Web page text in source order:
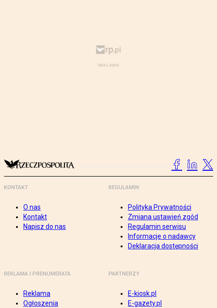
KONTAKT
O nas
Kontakt
Napisz do nas
REGULAMIN
Polityka Prywatności
Zmiana ustawień zgód
Regulamin serwisu
Informacje o nadawcy
Deklaracja dostępności
REKLAMA I PRENUMERATA
Reklama
Ogłoszenia
PARTNERZY
E-kiosk.pl
E-gazety.pl